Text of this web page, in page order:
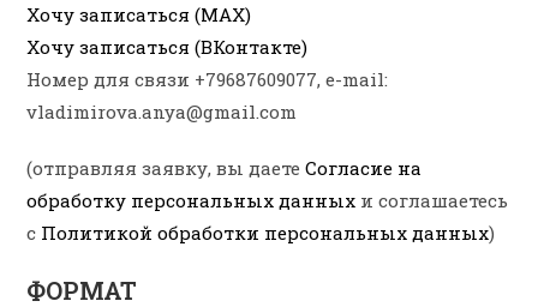
Хочу записаться (MAX)
Хочу записаться (ВКонтакте)
Номер для связи +79687609077, e-mail:
vladimirova.anya@gmail.com
(отправляя заявку, вы даетеСогласие на
обработку персональных данных и соглашаетесь
с Политикой обработки персональных данных)
ФОРМАТ